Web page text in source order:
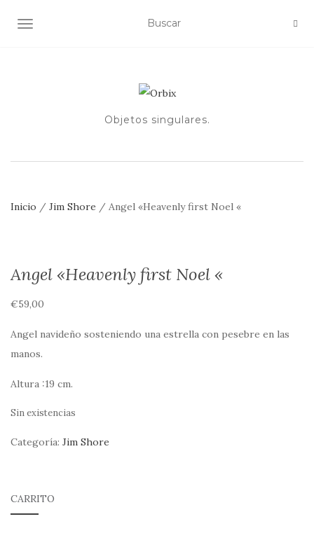
ALTERNAR NAVEGACIÓN
Objetos singulares.
Inicio / Jim Shore / Angel «Heavenly first Noel «
Angel «Heavenly first Noel «
€59,00
Angel navideño sosteniendo una estrella con pesebre en las
manos.
Altura :19 cm.
Sin existencias
Categoría: Jim Shore
CARRITO